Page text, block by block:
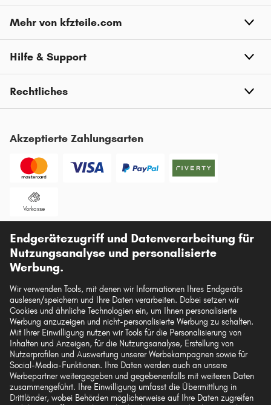
Mehr von kfzteile.com
Hilfe & Support
Rechtliches
Akzeptierte Zahlungsarten
Vorkasse
Unsere Versandpartner
Die hier dargestellten Daten, insbesondere die gesamte Datenbank, dürfen nicht
vervielfältigt werden. Die Vervielfältigung und Verbreitung der Daten und der
Datenbank ohne vorherige Einwilligung von TecAlliance und/oder die
Einbeziehung Dritter in solche Aktivitäten ist streng verboten. Jegliche
unautorisierte Nutzung von Inhalten stellt eine Verletzung des Urheberrechts dar
und kann rechtliche Schritte nach sich ziehen.
Vertrag widerrufen
Endgerätezugriff und Datenverarbeitung für
Nutzungsanalyse und personalisierte
Werbung.
Wir verwenden Tools, mit denen wir Informationen Ihres Endgeräts
auslesen/speichern und Ihre Daten verarbeiten. Dabei setzen wir
Cookies und ähnliche Technologien ein, um Ihnen personalisierte
Werbung anzuzeigen und nicht-personalisierte Werbung zu schalten.
Mit Ihrer Einwilligung nutzen wir Tools für die Personalisierung von
Inhalten und Anzeigen, für die Nutzungsanalyse, Erstellung von
Nutzerprofilen und Auswertung unserer Werbekampagnen sowie für
Social-Media-Funktionen. Ihre Daten werden auch an unsere
Werbepartner weitergegeben und gegebenenfalls mit weiteren Daten
zusammengeführt. Ihre Einwilligung umfasst die Übermittlung in
Drittländer, wobei Behörden möglicherweise auf Ihre Daten zugreifen